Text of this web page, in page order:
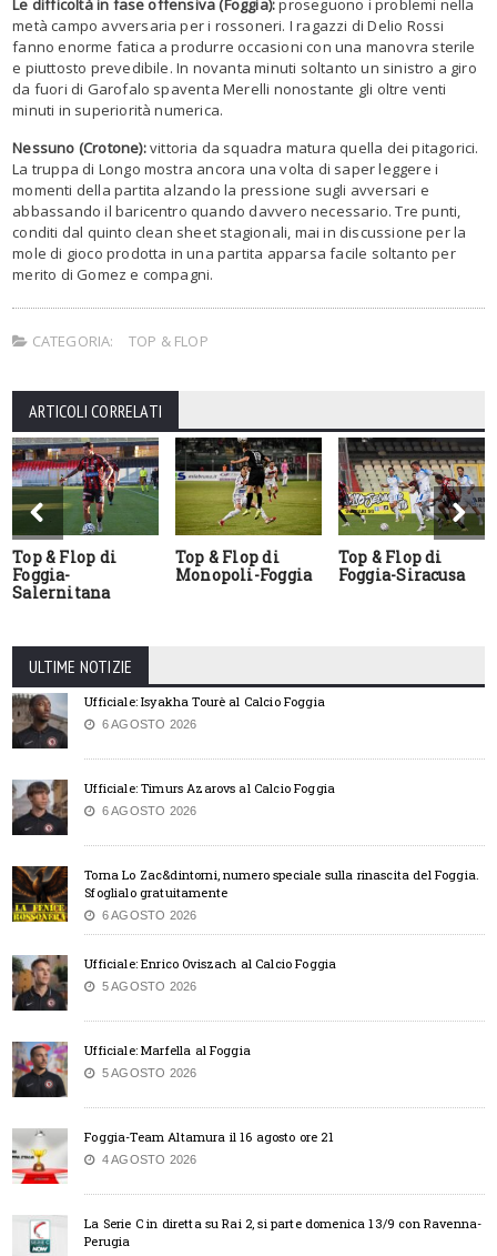
Le difficoltà in fase offensiva (Foggia):proseguono i problemi nella
metà campo avversaria per i rossoneri. I ragazzi di Delio Rossi
fanno enorme fatica a produrre occasioni con una manovra sterile
e piuttosto prevedibile. In novanta minuti soltanto un sinistro a giro
da fuori di Garofalo spaventa Merelli nonostante gli oltre venti
minuti in superiorità numerica.
Nessuno (Crotone):vittoria da squadra matura quella dei pitagorici.
La truppa di Longo mostra ancora una volta di saper leggere i
momenti della partita alzando la pressione sugli avversari e
abbassando il baricentro quando davvero necessario. Tre punti,
conditi dal quinto clean sheet stagionali, mai in discussione per la
mole di gioco prodotta in una partita apparsa facile soltanto per
merito di Gomez e compagni.
CATEGORIA: TOP & FLOP
ARTICOLI CORRELATI
Top & Flop di
Foggia-
Salernitana
Top & Flop di
Monopoli-Foggia
Top & Flop di
Foggia-Siracusa
ULTIME NOTIZIE
Ufficiale: Isyakha Tourè al Calcio Foggia
6 AGOSTO 2026
Ufficiale: Timurs Azarovs al Calcio Foggia
6 AGOSTO 2026
Torna Lo Zac&dintorni, numero speciale sulla rinascita del Foggia.
Sfoglialo gratuitamente
6 AGOSTO 2026
Ufficiale: Enrico Oviszach al Calcio Foggia
5 AGOSTO 2026
Ufficiale: Marfella al Foggia
5 AGOSTO 2026
Foggia-Team Altamura il 16 agosto ore 21
4 AGOSTO 2026
La Serie C in diretta su Rai 2, si parte domenica 13/9 con Ravenna-
Perugia